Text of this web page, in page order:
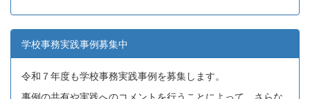
学校事務実践事例募集中
令和７年度も学校事務実践事例を募集します。
事例の共有や実践へのコメントを行うことによって、さらな